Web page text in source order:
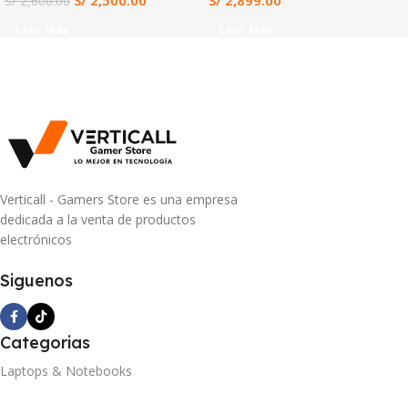
Verticall - Gamers Store es una empresa
dedicada a la venta de productos
electrónicos
Siguenos
Categorias
Laptops & Notebooks